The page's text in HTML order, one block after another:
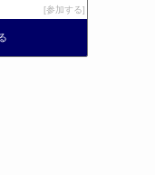
参加する